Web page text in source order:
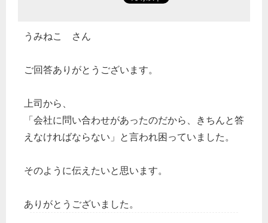
うみねこ さん
ご回答ありがとうございます。
上司から、
「会社に問い合わせがあったのだから、きちんと答
えなければならない」と言われ困っていました。
そのように伝えたいと思います。
ありがとうございました。